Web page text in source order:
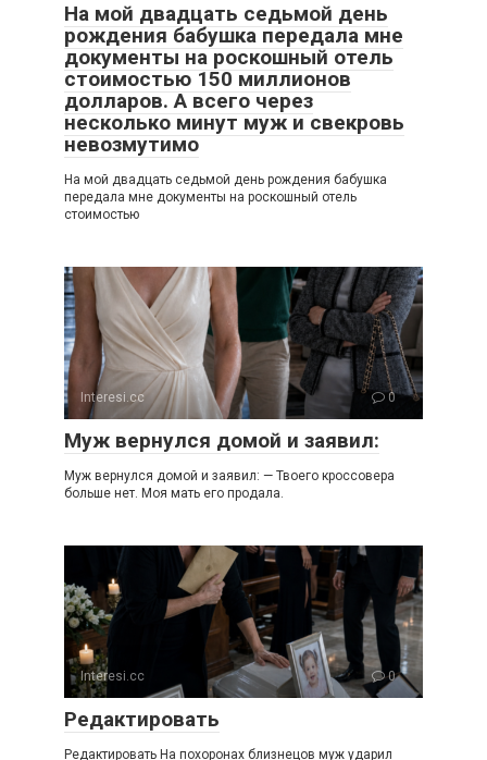
На мой двадцать седьмой день
рождения бабушка передала мне
документы на роскошный отель
стоимостью 150 миллионов
долларов. А всего через
несколько минут муж и свекровь
невозмутимо
На мой двадцать седьмой день рождения бабушка
передала мне документы на роскошный отель
стоимостью
Interesi.cc 0
Муж вернулся домой и заявил:
Муж вернулся домой и заявил: — Твоего кроссовера
больше нет. Моя мать его продала.
Interesi.cc 0
Редактировать
Редактировать На похоронах близнецов муж ударил